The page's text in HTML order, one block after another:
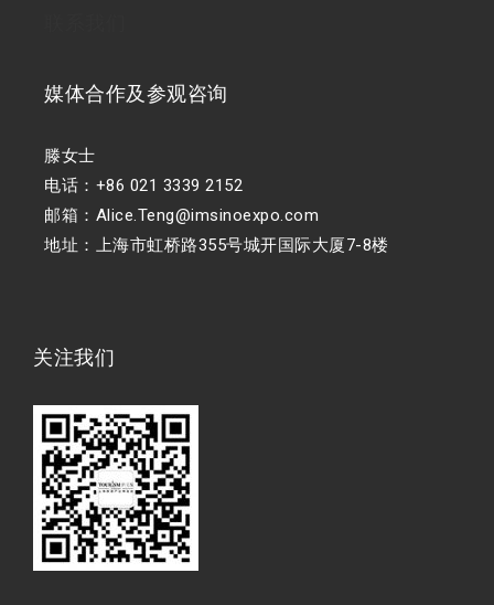
媒体合作及参观咨询
滕女士
电话：+86 021 3339 2152
邮箱：Alice.Teng@imsinoexpo.com
地址：上海市虹桥路355号城开国际大厦7-8楼
关注我们